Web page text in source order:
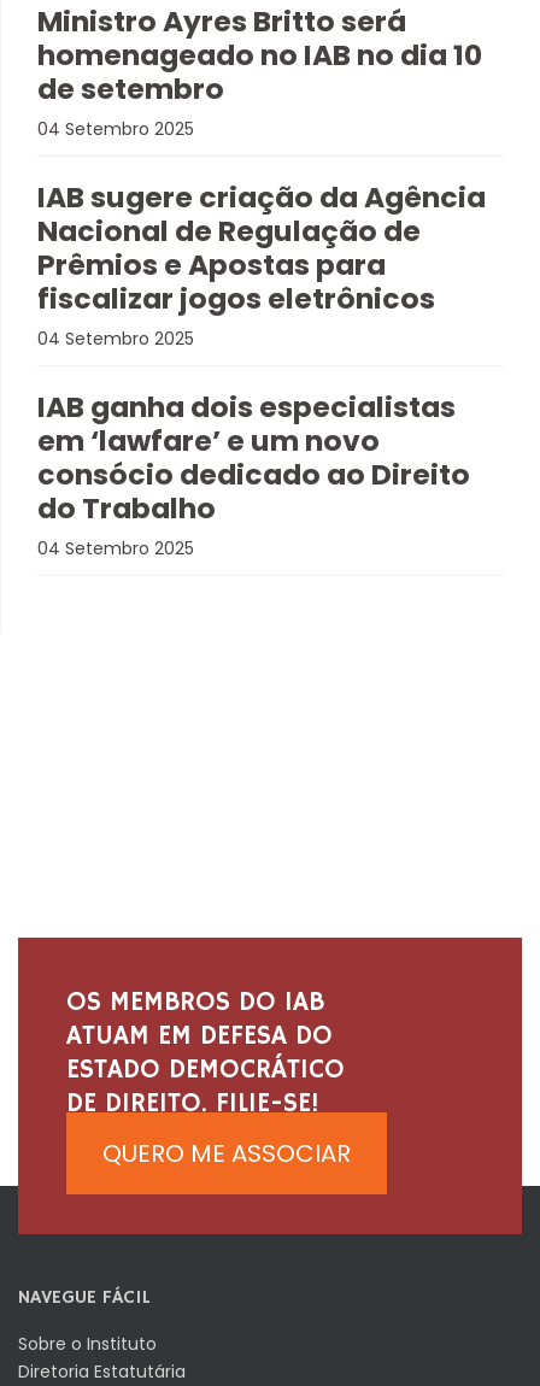
Ministro Ayres Britto será
homenageado no IAB no dia 10
de setembro
04 Setembro 2025
IAB sugere criação da Agência
Nacional de Regulação de
Prêmios e Apostas para
fiscalizar jogos eletrônicos
04 Setembro 2025
IAB ganha dois especialistas
em ‘lawfare’ e um novo
consócio dedicado ao Direito
do Trabalho
04 Setembro 2025
OS MEMBROS DO IAB
ATUAM EM DEFESA DO
ESTADO DEMOCRÁTICO
DE DIREITO. FILIE-SE!
QUERO ME ASSOCIAR
NAVEGUE FÁCIL
Sobre o Instituto
Diretoria Estatutária